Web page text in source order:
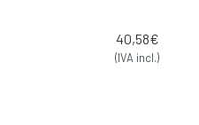
40,58€
(IVA incl.)